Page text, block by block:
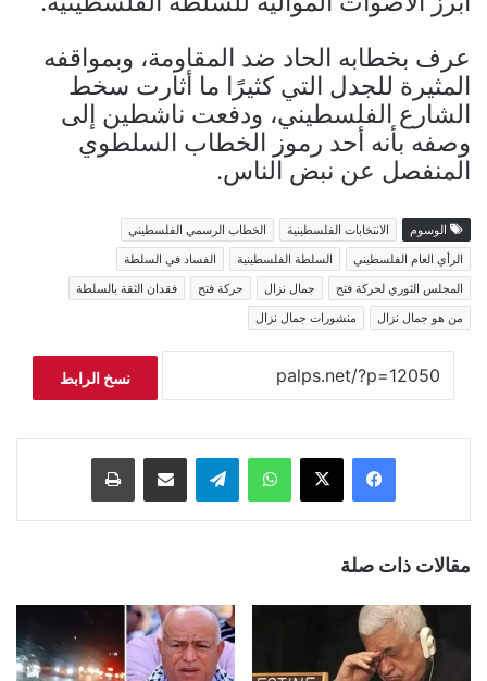
عرف بخطابه الحاد ضد المقاومة، وبمواقفه
المثيرة للجدل التي كثيرًا ما أثارت سخط
الشارع الفلسطيني، ودفعت ناشطين إلى
وصفه بأنه أحد رموز الخطاب السلطوي
المنفصل عن نبض الناس.
الوسوم الانتخابات الفلسطينية
الخطاب الرسمي الفلسطيني
الرأي العام الفلسطيني
السلطة الفلسطينية
الفساد في السلطة
المجلس الثوري لحركة فتح
جمال نزال حركة فتح
فقدان الثقة بالسلطة
من هو جمال نزال
منشورات جمال نزال
نسخ الرابط
فيسبوك ‫X واتساب تيلقرام مشاركة عبر البريد طباعة
مقالات ذات صلة